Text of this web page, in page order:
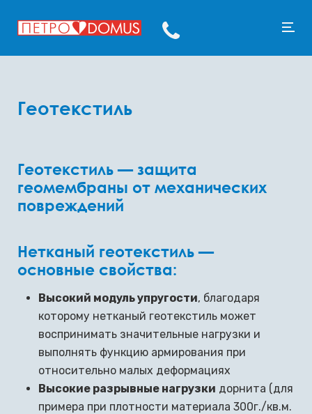
Геотекстиль
Геотекстиль — защита
геомембраны от механических
повреждений
Нетканый геотекстиль —
основные свойства:
Высокий модуль упругости, благодаря
которому нетканый геотекстиль может
воспринимать значительные нагрузки и
выполнять функцию армирования при
относительно малых деформациях
Высокие разрывные нагрузки дорнита (для
примера при плотности материала 300г./кв.м.